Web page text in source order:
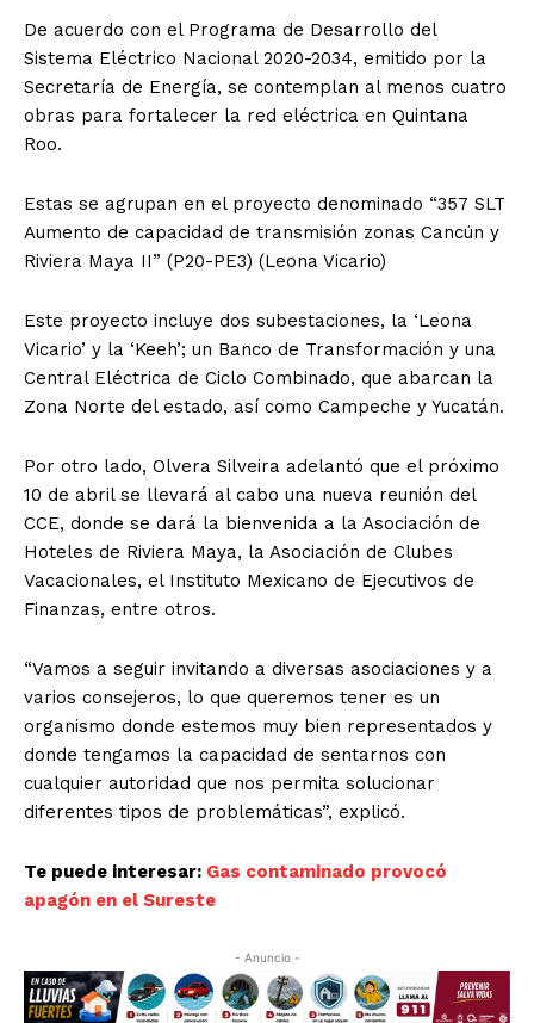
De acuerdo con el Programa de Desarrollo del
Sistema Eléctrico Nacional 2020-2034, emitido por la
Secretaría de Energía, se contemplan al menos cuatro
obras para fortalecer la red eléctrica en Quintana
Roo.
Estas se agrupan en el proyecto denominado “357 SLT
Aumento de capacidad de transmisión zonas Cancún y
Riviera Maya II” (P20-PE3) (Leona Vicario)
Este proyecto incluye dos subestaciones, la ‘Leona
Vicario’ y la ‘Keeh’; un Banco de Transformación y una
Central Eléctrica de Ciclo Combinado, que abarcan la
Zona Norte del estado, así como Campeche y Yucatán.
Por otro lado, Olvera Silveira adelantó que el próximo
10 de abril se llevará al cabo una nueva reunión del
CCE, donde se dará la bienvenida a la Asociación de
Hoteles de Riviera Maya, la Asociación de Clubes
Vacacionales, el Instituto Mexicano de Ejecutivos de
Finanzas, entre otros.
“Vamos a seguir invitando a diversas asociaciones y a
varios consejeros, lo que queremos tener es un
organismo donde estemos muy bien representados y
donde tengamos la capacidad de sentarnos con
cualquier autoridad que nos permita solucionar
diferentes tipos de problemáticas”, explicó.
Te puede interesar: Gas contaminado provocó
apagón en el Sureste
- Anuncio -